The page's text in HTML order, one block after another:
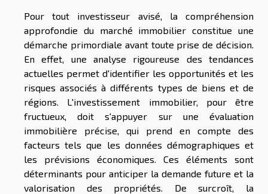
Pour tout investisseur avisé, la compréhension
approfondie du marché immobilier constitue une
démarche primordiale avant toute prise de décision.
En effet, une analyse rigoureuse des tendances
actuelles permet d'identifier les opportunités et les
risques associés à différents types de biens et de
régions. L'investissement immobilier, pour être
fructueux, doit s'appuyer sur une évaluation
immobilière précise, qui prend en compte des
facteurs tels que les données démographiques et
les prévisions économiques. Ces éléments sont
déterminants pour anticiper la demande future et la
valorisation des propriétés. De surcroît, la